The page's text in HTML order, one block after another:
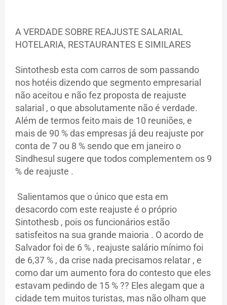
A VERDADE SOBRE REAJUSTE SALARIAL
HOTELARIA, RESTAURANTES E SIMILARES
Sintothesb esta com carros de som passando
nos hotéis dizendo que segmento empresarial
não aceitou e não fez proposta de reajuste
salarial , o que absolutamente não é verdade.
Além de termos feito mais de 10 reuniões, e
mais de 90 % das empresas já deu reajuste por
conta de 7 ou 8 % sendo que em janeiro o
Sindhesul sugere que todos complementem os 9
% de reajuste .
Salientamos que o único que esta em
desacordo com este reajuste é o próprio
Sintothesb , pois os funcionários estão
satisfeitos na sua grande maioria . O acordo de
Salvador foi de 6 % , reajuste salário mínimo foi
de 6,37 % , da crise nada precisamos relatar , e
como dar um aumento fora do contesto que eles
estavam pedindo de 15 % ?? Eles alegam que a
cidade tem muitos turistas, mas não olham que